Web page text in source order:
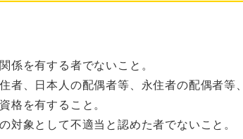
係を有する者でないこと。
者、日本人の配偶者等、永住者の配偶者等、
格を有すること。
対象として不適当と認めた者でないこと。